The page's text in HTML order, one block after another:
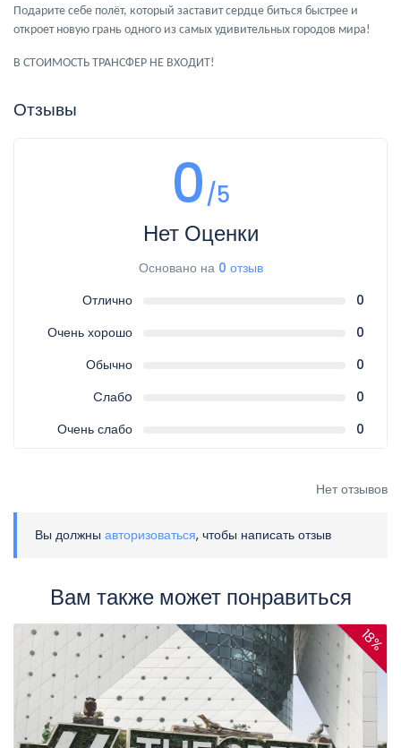
Подарите себе полёт, который заставит сердце биться быстрее и
откроет новую грань одного из самых удивительных городов мира!
В СТОИМОСТЬ ТРАНСФЕР НЕ ВХОДИТ!
Отзывы
0/5
Нет Оценки
Основано на 0 отзыв
Отлично
0
Очень хорошо
0
Обычно
0
Cлабo
0
Очень слабо
0
Нет отзывов
Вы должны авторизоваться, чтобы написать отзыв
Вам также может понравиться
18%